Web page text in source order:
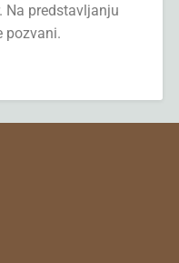
Na predstavljanju
pozvani.